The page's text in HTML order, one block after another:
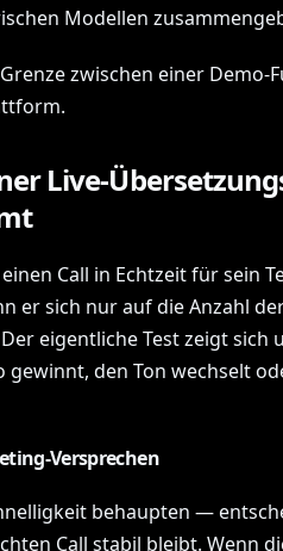
Modellen
zwischen einer Demo-
Live-
Call in Echtzeit für sein
er sich nur auf die Anzahl
eigentliche Test zeigt
gewinnt, den Ton wechselt
Versprechen
behaupten —
Call stabil bleibt. Wenn